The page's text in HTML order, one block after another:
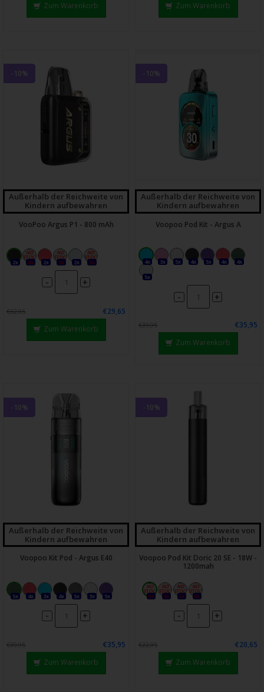
Zum Warenkorb Zum Warenkorb
-10%
Außerhalb der Reichweite von
Kindern aufbewahren
VooPoo Argus P1 - 800 mAh
2x 0x 2x 0x 2x 0x
- +
€32,95
€29,65
Zum Warenkorb
-10%
Außerhalb der Reichweite von
Kindern aufbewahren
Voopoo Pod Kit - Argus A
4x 3x 5x 4x 5x 4x 4x
5x
- +
€39,95
€35,95
Zum Warenkorb
-10%
Außerhalb der Reichweite von
Kindern aufbewahren
Voopoo Kit Pod - Argus E40
5x 4x 3x 4x 5x 3x 5x
- +
€39,95
€35,95
Zum Warenkorb
-10%
Außerhalb der Reichweite von
Kindern aufbewahren
Voopoo Pod Kit Doric 20 SE - 18W -
1200mah
0x 0x 0x 0x
- +
€22,95
€20,65
Zum Warenkorb